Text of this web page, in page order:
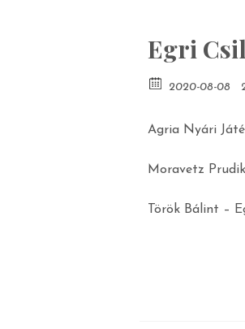
Egri
2020-08-08
Agria Nyári
Moravetz
Török Bálint –